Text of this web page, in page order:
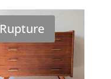
Rupture